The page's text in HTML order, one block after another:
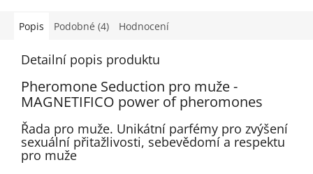
Popis Podobné (4) Hodnocení
Detailní popis produktu
Pheromone Seduction pro muže -
MAGNETIFICO power of pheromones
Řada pro muže. Unikátní parfémy pro zvýšení
sexuální přitažlivosti, sebevědomí a respektu
pro muže